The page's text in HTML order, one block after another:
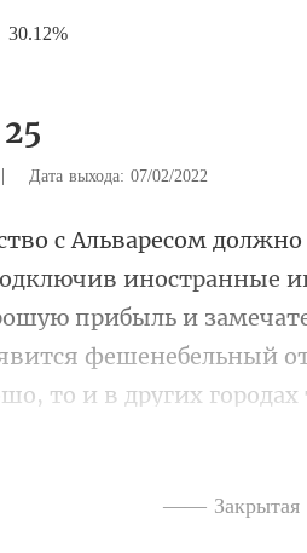
30.12%
Дата выхода: 07/02/2022
прибыль и
—— Закрытая